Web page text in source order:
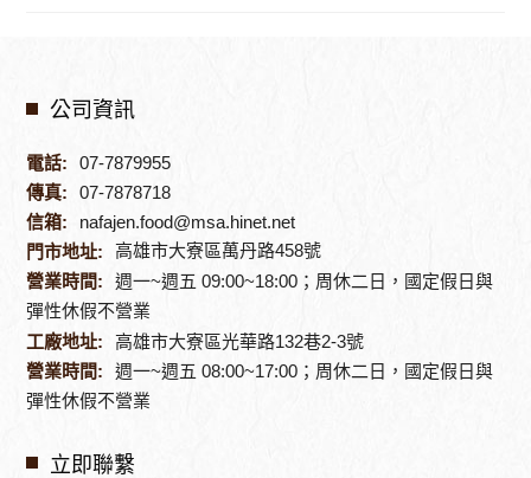
公司資訊
電話:
07-7879955
傳真:
07-7878718
信箱:
nafajen.food@msa.hinet.net
門市地址:
高雄市大寮區萬丹路458號
營業時間:
週一~週五 09:00~18:00；周休二日，國定假日與
彈性休假不營業
工廠地址:
高雄市大寮區光華路132巷2-3號
營業時間:
週一~週五 08:00~17:00；周休二日，國定假日與
彈性休假不營業
立即聯繫